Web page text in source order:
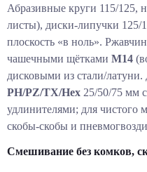
Абразивные круги 115/125,
листы), диски-липучки 125/
плоскость «в ноль».
чашечными щётками М14
дисковыми из стали/
PH/PZ/TX/Hex 25/50/75 мм
удлинителями; для
скобы-скобы и пневмогвозди
Смешивание без комков,